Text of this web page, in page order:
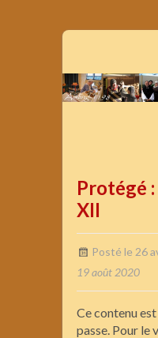
Protégé
XII
Posté le 26
19 août 2020
Ce contenu
passe. Pour le